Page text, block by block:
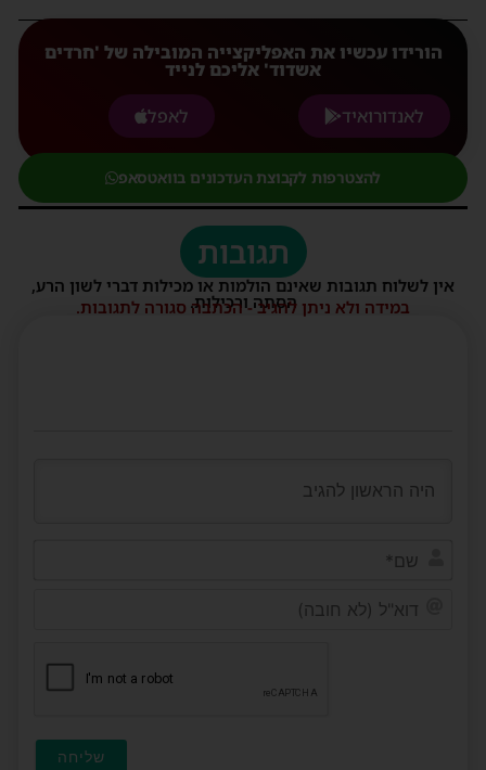
הורידו עכשיו את האפליקצייה המובילה של 'חרדים
אשדוד' אליכם לנייד
לאנדורואיד
לאפל
להצטרפות לקבוצת העדכונים בוואטסאפ
תגובות
אין לשלוח תגובות שאינם הולמות או מכילות דברי לשון הרע,
הסתה ורכילות.
במידה ולא ניתן להגיב - הכתבה סגורה לתגובות.